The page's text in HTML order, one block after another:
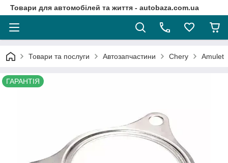
Товари для автомобілей та життя - autobaza.com.ua
Товари та послуги Автозапчастини Chery Amulet
ГАРАНТІЯ